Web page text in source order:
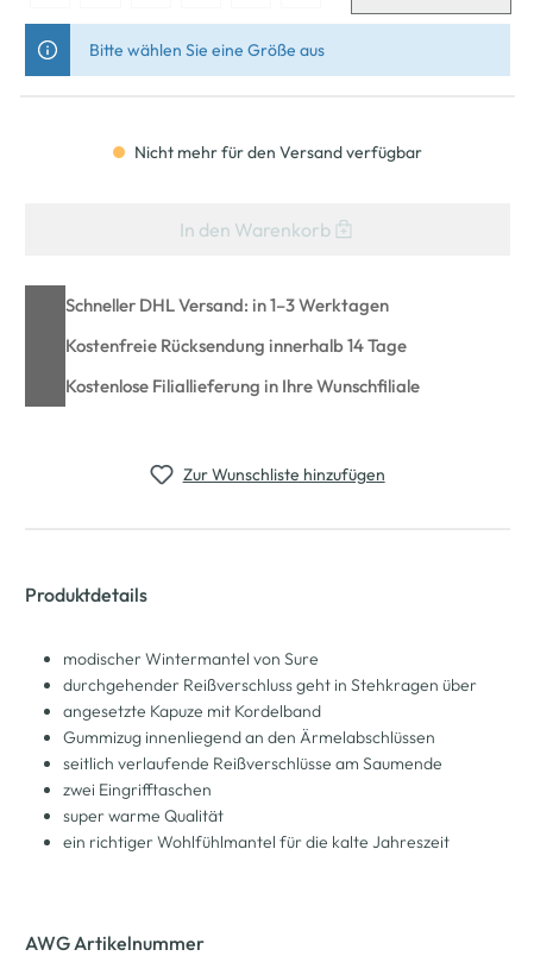
Bitte wählen Sie eine Größe aus
Nicht mehr für den Versand verfügbar
In den Warenkorb
Schneller DHL Versand: in 1–3 Werktagen
Kostenfreie Rücksendung innerhalb 14 Tage
Kostenlose Filiallieferung in Ihre Wunschfiliale
Zur Wunschliste hinzufügen
Produktdetails
modischer Wintermantel von Sure
durchgehender Reißverschluss geht in Stehkragen über
angesetzte Kapuze mit Kordelband
Gummizug innenliegend an den Ärmelabschlüssen
seitlich verlaufende Reißverschlüsse am Saumende
zwei Eingrifftaschen
super warme Qualität
ein richtiger Wohlfühlmantel für die kalte Jahreszeit
AWG Artikelnummer